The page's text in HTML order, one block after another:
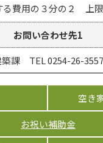
る費用の３分の２ 上
お問い合わせ先1
築課 TEL 0254-26-
空き
お祝い補助金